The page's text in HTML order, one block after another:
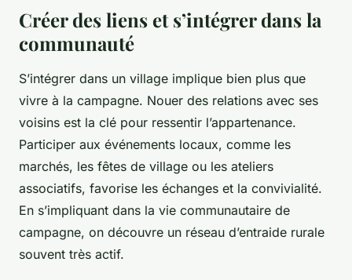
Créer des liens et s’intégrer dans la
communauté
S’intégrer dans un village implique bien plus que
vivre à la campagne. Nouer des relations avec ses
voisins est la clé pour ressentir l’appartenance.
Participer aux événements locaux, comme les
marchés, les fêtes de village ou les ateliers
associatifs, favorise les échanges et la convivialité.
En s’impliquant dans la vie communautaire de
campagne, on découvre un réseau d’entraide rurale
souvent très actif.